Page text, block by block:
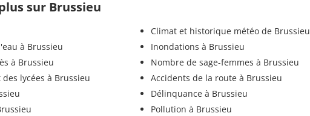
sur Brussieu
à Brussieu
à Brussieu
des lycées à Brussieu
Climat et historique météo de Brussieu
Inondations à Brussieu
Nombre de sage-femmes à Brussieu
Accidents de la route à Brussieu
Délinquance à Brussieu
Pollution à Brussieu